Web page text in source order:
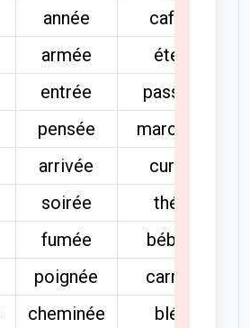
année
café
armée
été
entrée
passé
pensée
marché
arrivée
curé
soirée
thé
fumée
bébé
poignée
carré
cheminée
blé